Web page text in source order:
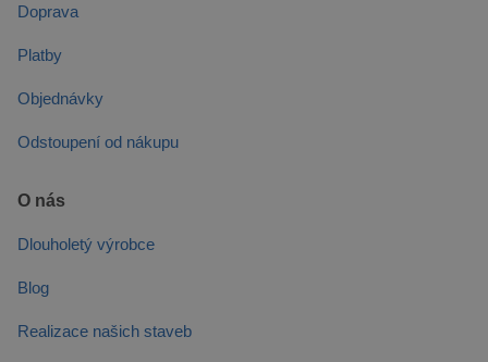
Doprava
Platby
Objednávky
Odstoupení od nákupu
O nás
Dlouholetý výrobce
Blog
Realizace našich staveb